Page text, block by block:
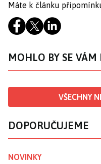
Máte k článku
MOHLO BY SE VÁM
VŠECHNY
DOPORUČUJEME
NOVINKY